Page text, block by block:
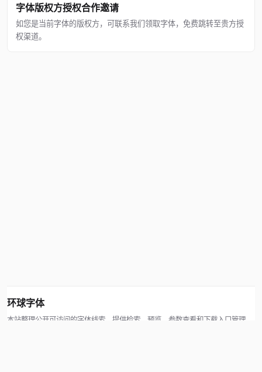
字体版权方授权合作邀请
如您是当前字体的版权方，可联系我们领取字体，免费跳转至贵方授
权渠道。
环球字体
本站整理公开可访问的字体线索，提供检索、预览、参数查看和下载入口管理。